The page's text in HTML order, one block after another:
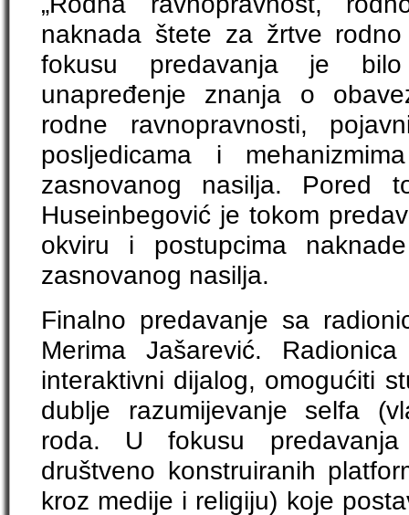
naknada štete za žrtve
fokusu predavanja je
unapređenje znanja o
rodne ravnopravnosti,
posljedicama i
zasnovanog nasilja. Pored
Huseinbegović je tokom
okviru i postupcima
zasnovanog nasilja.
Finalno predavanje sa
Merima Jašarević.
interaktivni dijalog, omogućiti
dublje razumijevanje selfa
roda. U fokusu
društveno konstruiranih
kroz medije i religiju) koje